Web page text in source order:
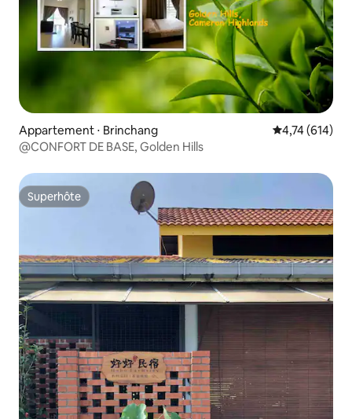
Appartement ⋅ Brinchang Évaluation
4,74 (614)
@CONFORT DE BASE, Golden Hills
Superhôte
Superhôte